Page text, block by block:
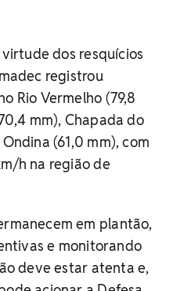
dos resquícios
registrou
Rio Vermelho (79,8
mm), Chapada do
(61,0 mm), com
h na região de
em plantão,
e monitorando
deve estar atenta e,